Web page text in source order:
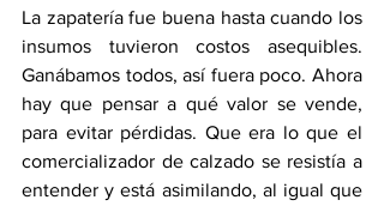
La zapatería fue buena hasta cuando los
insumos tuvieron costos asequibles.
Ganábamos todos, así fuera poco. Ahora
hay que pensar a qué valor se vende,
para evitar pérdidas. Que era lo que el
comercializador de calzado se resistía a
entender y está asimilando, al igual que